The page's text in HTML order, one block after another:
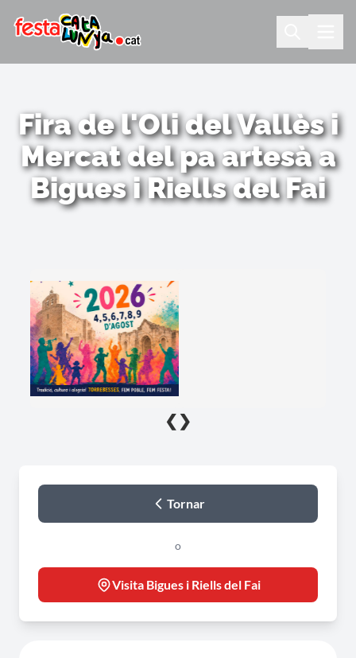
Fira de l'Oli del Vallès i
Mercat del pa artesà a
Bigues i Riells del Fai
❮ ❯
Tornar
o
Visita Bigues i Riells del Fai